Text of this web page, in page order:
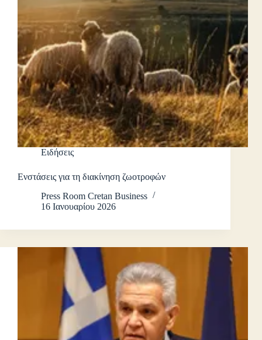
Ειδήσεις
Ενστάσεις για τη διακίνηση ζωοτροφών
Press Room Cretan Business
16 Ιανουαρίου 2026